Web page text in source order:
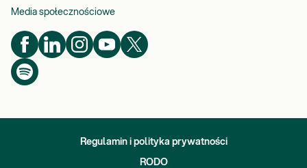
Media społecznościowe
Regulamin i polityka prywatności
RODO